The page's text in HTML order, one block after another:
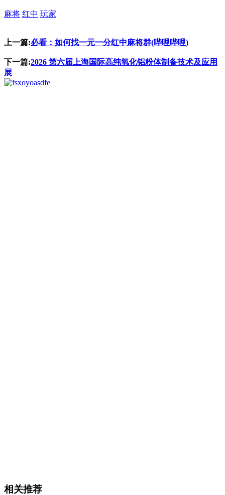
麻将 红中 玩家
上一篇:必看：如何找一元一分红中麻将群(哔哩哔哩)
下一篇:2026 第六届上海国际高纯氧化铝粉体制备技术及应用
展
asdfe
相关推荐